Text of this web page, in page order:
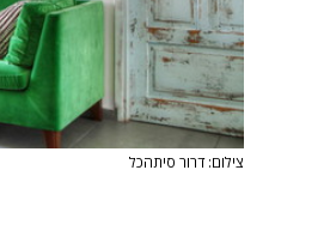
צילום: דרור סיתהכל